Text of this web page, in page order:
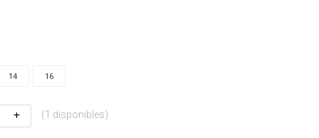
14 16
(1 disponibles)